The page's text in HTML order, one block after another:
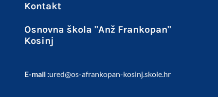
Kontakt
Osnovna škola "Anž Frankopan"
Kosinj
E-mail :ured@os-afrankopan-kosinj.skole.hr